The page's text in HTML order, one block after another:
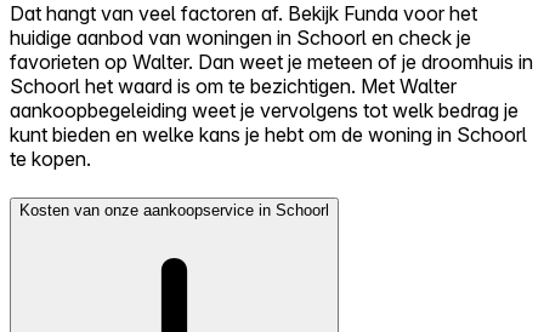
Dat hangt van veel factoren af. Bekijk Funda voor het
huidige aanbod van woningen in Schoorl en check je
favorieten op Walter. Dan weet je meteen of je droomhuis in
Schoorl het waard is om te bezichtigen. Met Walter
aankoopbegeleiding weet je vervolgens tot welk bedrag je
kunt bieden en welke kans je hebt om de woning in Schoorl
te kopen.
Kosten van onze aankoopservice in Schoorl